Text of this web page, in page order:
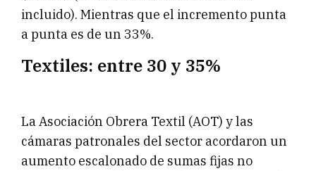
incluido). Mientras que el incremento punta
a punta es de un 33%.
Textiles: entre 30 y 35%
La Asociación Obrera Textil (AOT) y las
cámaras patronales del sector acordaron un
aumento escalonado de sumas fijas no